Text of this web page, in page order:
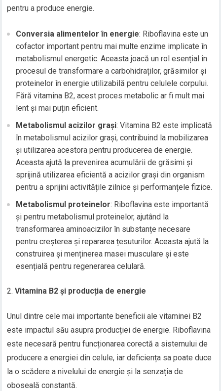
pentru a produce energie.
Conversia alimentelor în energie: Riboflavina este un
cofactor important pentru mai multe enzime implicate în
metabolismul energetic. Aceasta joacă un rol esențial în
procesul de transformare a carbohidraților, grăsimilor și
proteinelor în energie utilizabilă pentru celulele corpului.
Fără vitamina B2, acest proces metabolic ar fi mult mai
lent și mai puțin eficient.
Metabolismul acizilor grași: Vitamina B2 este implicată
în metabolismul acizilor grași, contribuind la mobilizarea
și utilizarea acestora pentru producerea de energie.
Aceasta ajută la prevenirea acumulării de grăsimi și
sprijină utilizarea eficientă a acizilor grași din organism
pentru a sprijini activitățile zilnice și performanțele fizice.
Metabolismul proteinelor: Riboflavina este importantă
și pentru metabolismul proteinelor, ajutând la
transformarea aminoacizilor în substanțe necesare
pentru creșterea și repararea țesuturilor. Aceasta ajută la
construirea și menținerea masei musculare și este
esențială pentru regenerarea celulară.
Vitamina B2 și producția de energie
Unul dintre cele mai importante beneficii ale vitaminei B2
este impactul său asupra producției de energie. Riboflavina
este necesară pentru funcționarea corectă a sistemului de
producere a energiei din celule, iar deficiența sa poate duce
la o scădere a nivelului de energie și la senzația de
oboseală constantă.